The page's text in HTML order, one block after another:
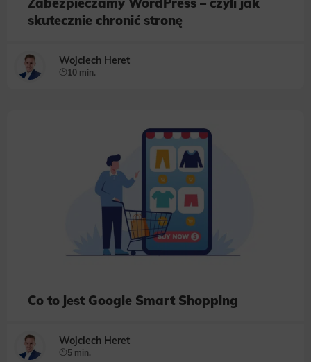
skutecznie chronić stronę
Wojciech Heret
10 min.
Co to jest Google Smart Shopping
Wojciech Heret
5 min.